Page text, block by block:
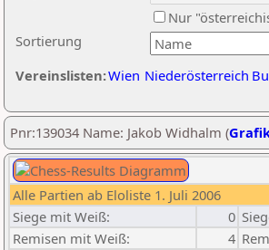
Sortierung
Nur
Vereinslisten:Wien Niederösterreich
Pnr:139034 Name: Jakob Widhalm (
Alle Partien ab Eloliste 1. Juli 2006
Siege mit Weiß:
0
Remisen mit Weiß:
4